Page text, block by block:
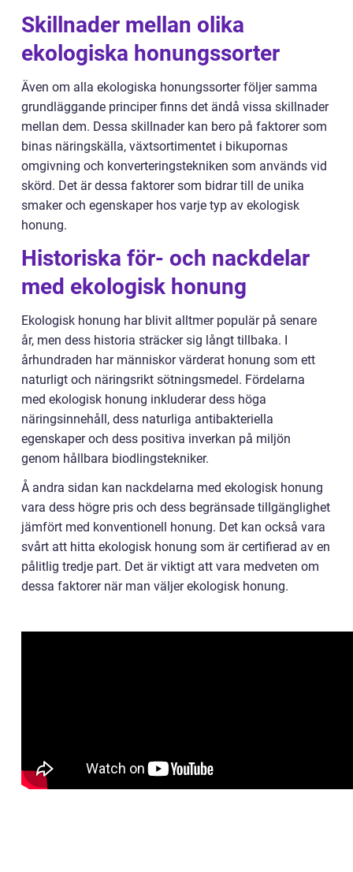
Skillnader mellan olika
ekologiska honungssorter
Även om alla ekologiska honungssorter följer samma
grundläggande principer finns det ändå vissa skillnader
mellan dem. Dessa skillnader kan bero på faktorer som
binas näringskälla, växtsortimentet i bikupornas
omgivning och konverteringstekniken som används vid
skörd. Det är dessa faktorer som bidrar till de unika
smaker och egenskaper hos varje typ av ekologisk
honung.
Historiska för- och nackdelar
med ekologisk honung
Ekologisk honung har blivit alltmer populär på senare
år, men dess historia sträcker sig långt tillbaka. I
århundraden har människor värderat honung som ett
naturligt och näringsrikt sötningsmedel. Fördelarna
med ekologisk honung inkluderar dess höga
näringsinnehåll, dess naturliga antibakteriella
egenskaper och dess positiva inverkan på miljön
genom hållbara biodlingstekniker.
Å andra sidan kan nackdelarna med ekologisk honung
vara dess högre pris och dess begränsade tillgänglighet
jämfört med konventionell honung. Det kan också vara
svårt att hitta ekologisk honung som är certifierad av en
pålitlig tredje part. Det är viktigt att vara medveten om
dessa faktorer när man väljer ekologisk honung.